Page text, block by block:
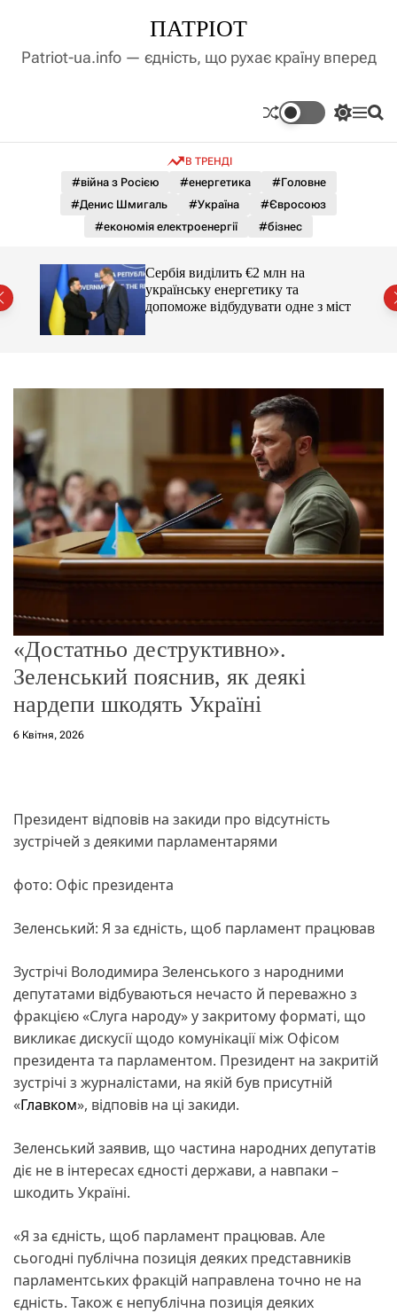
д
у
ПАТРІОТ
Patriot-ua.info — єдність, що рухає країну вперед
П
м
к
о
г
о
р
ж
и
м
у
М П
В ТРЕНДІ
#війна з Росією #енергетика
#Головне
#Денис Шмигаль
#Україна
#Євросоюз
#економія електроенергії
#бізнес
Сербія виділить €2 млн на
українську енергетику та
допоможе відбудувати одне з міст
«Достатньо деструктивно».
Зеленський пояснив, як деякі
нардепи шкодять Україні
6 Квітня, 2026
Президент відповів на закиди про відсутність
зустрічей з деякими парламентарями
фото: Офіс президента
Зеленський: Я за єдність, щоб парламент працював
Зустрічі Володимира Зеленського з народними
депутатами відбуваються нечасто й переважно з
фракцією «Слуга народу» у закритому форматі, що
викликає дискусії щодо комунікації між Офісом
президента та парламентом. Президент на закритій
зустрічі з журналістами, на якій був присутній
«Главком», відповів на ці закиди.
Зеленський заявив, що частина народних депутатів
діє не в інтересах єдності держави, а навпаки –
шкодить Україні.
«Я за єдність, щоб парламент працював. Але
сьогодні публічна позиція деяких представників
парламентських фракцій направлена точно не на
єдність. Також є непублічна позиція деяких